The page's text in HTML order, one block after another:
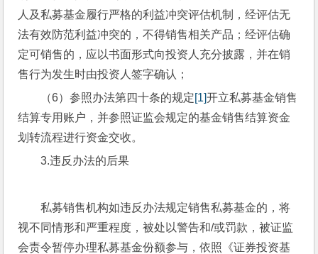
人及私募基金履行严格的利益冲突评估机制，经评估无
法有效防范利益冲突的，不得销售相关产品；经评估确
定可销售的，应以书面形式向投资人充分披露，并在销
售行为发生时由投资人签字确认；
（6）参照办法第四十条的规定[1]开立私募基金销售
结算专用账户，并参照证监会规定的基金销售结算资金
划转流程进行资金交收。
3.违反办法的后果
私募销售机构如违反办法规定销售私募基金的，将
视不同情形和严重程度，被处以警告和/或罚款，被证监
会责令暂停办理私募基金份额参与，依照《证券投资基